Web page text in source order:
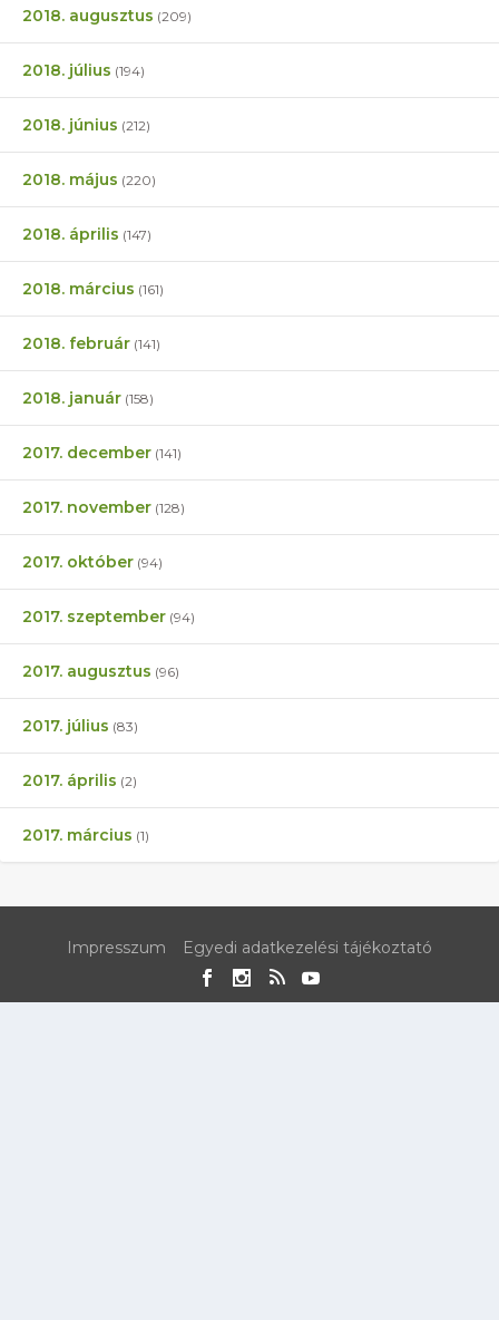
2018. augusztus (209)
2018. július (194)
2018. június (212)
2018. május (220)
2018. április (147)
2018. március (161)
2018. február (141)
2018. január (158)
2017. december (141)
2017. november (128)
2017. október (94)
2017. szeptember (94)
2017. augusztus (96)
2017. július (83)
2017. április (2)
2017. március (1)
Impresszum Egyedi adatkezelési tájékoztató